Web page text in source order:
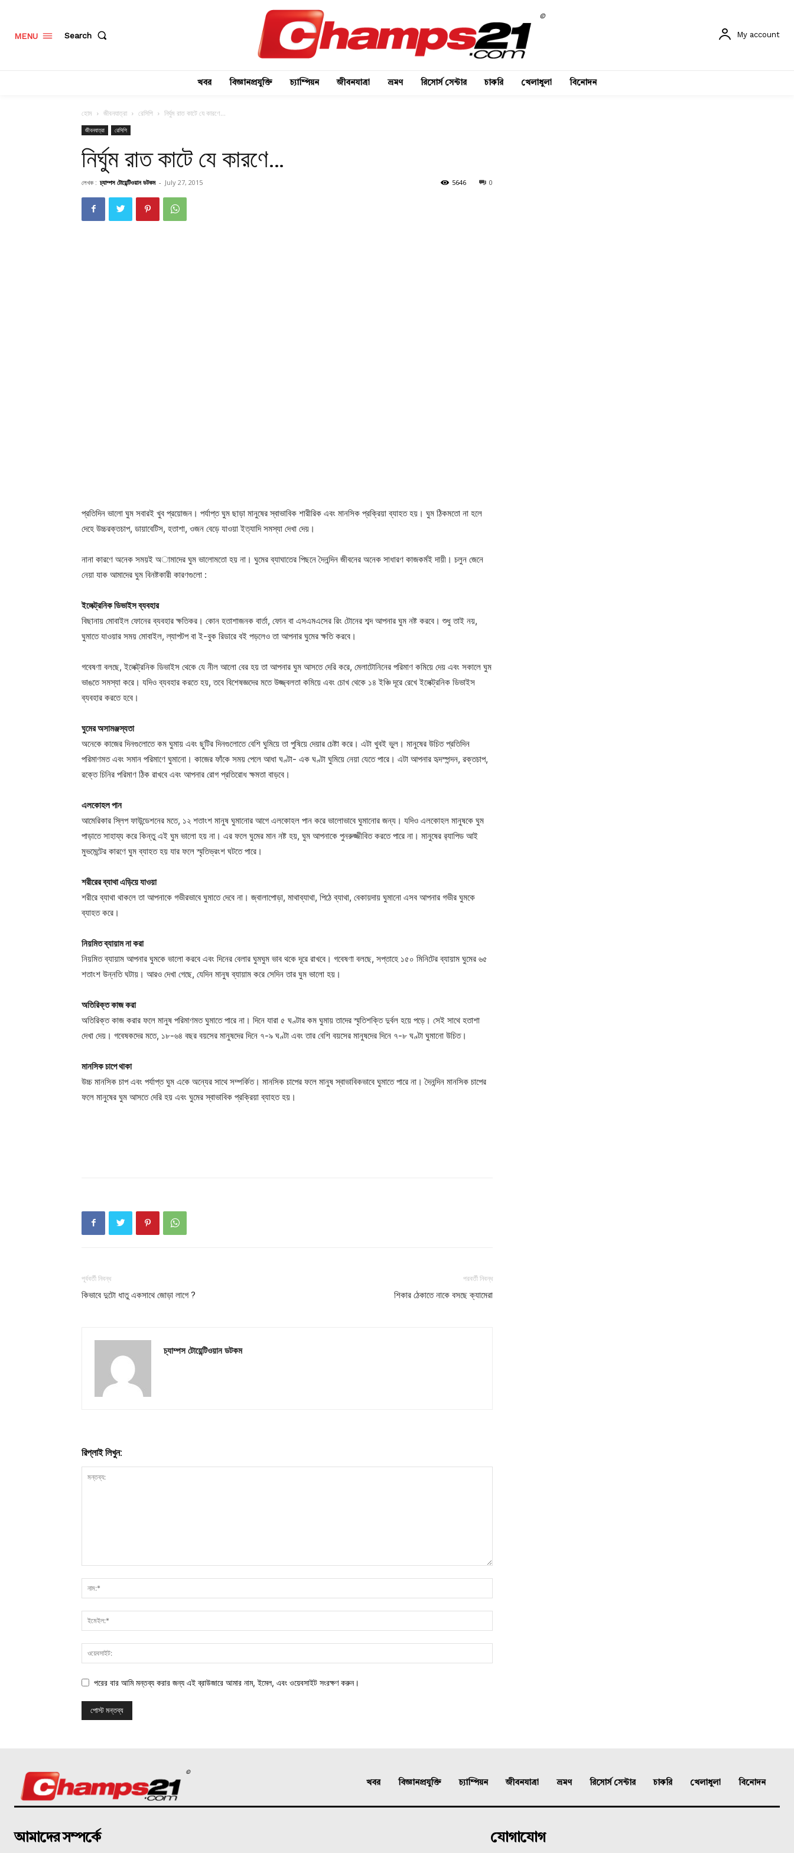
Champs21
Company
Subscription Plans
My account
MENU Search
©
My account
খবর বিজ্ঞানপ্রযুক্তি চ্যাম্পিয়ন জীবনযাত্রা ভ্রমণ রিসোর্স সেন্টার চাকরি খেলাধুলা বিনোদন
হোম জীবনযাত্রা রেসিপি নির্ঘুম রাত কাটে যে কারণে…
জীবনযাত্রা রেসিপি
নির্ঘুম রাত কাটে যে কারণে…
লেখক : চ্যাম্পস টোয়েন্টিওয়ান ডটকম - July 27, 2015 0
5646
প্রতিদিন ভালো ঘুম সবারই খুব প্রয়োজন। পর্যাপ্ত ঘুম ছাড়া মানুষের স্বাভাবিক শারীরিক এবং মানসিক প্রক্রিয়া ব্যাহত হয়। ঘুম ঠিকমতো না হলে
দেহে উচ্চরক্তচাপ, ডায়াবেটিস, হতাশা, ওজন বেড়ে যাওয়া ইত্যাদি সমস্যা দেখা দেয়।
নানা কারণে অনেক সময়ই অামাদের ঘুম ভালোমতো হয় না। ঘুমের ব্যাঘাতের পিছনে দৈনন্দিন জীবনের অনেক সাধারণ কাজকর্মই দায়ী। চলুন জেনে
নেয়া যাক আমাদের ঘুম বিনষ্টকারী কারণগুলো :
ইলেক্ট্রনিক ডিভাইস ব্যবহার
বিছানায় মোবাইল ফোনের ব্যবহার ক্ষতিকর। কোন হতাশাজনক বার্তা, ফোন বা এসএমএসের রিং টোনের শব্দ আপনার ঘুম নষ্ট করবে। শুধু তাই নয়,
ঘুমাতে যাওয়ার সময় মোবাইল, ল্যাপটপ বা ই-বুক রিডারে বই পড়লেও তা আপনার ঘুমের ক্ষতি করবে।
গবেষণা বলছে, ইলেক্ট্রনিক ডিভাইস থেকে যে নীল আলো বের হয় তা আপনার ঘুম আসতে দেরি করে, মেলাটোনিনের পরিমাণ কমিয়ে দেয় এবং সকালে ঘুম
ভাঙতে সমস্যা করে। যদিও ব্যবহার করতে হয়, তবে বিশেষজ্ঞদের মতে উজ্জ্বলতা কমিয়ে এবং চোখ থেকে ১৪ ইঞ্চি দূরে রেখে ইলেক্ট্রনিক ডিভাইস
ব্যবহার করতে হবে।
ঘুমের অসামঞ্জস্যতা
অনেকে কাজের দিনগুলোতে কম ঘুমায় এবং ছুটির দিনগুলোতে বেশি ঘুমিয়ে তা পুষিয়ে দেয়ার চেষ্টা করে। এটা খুবই ভুল। মানুষের উচিত প্রতিদিন
পরিমাণমত এবং সমান পরিমাণে ঘুমানো। কাজের ফাঁকে সময় পেলে আধা ঘণ্টা- এক ঘণ্টা ঘুমিয়ে নেয়া যেতে পারে। এটা আপনার হৃদস্পন্দন, রক্তচাপ,
রক্তে চিনির পরিমাণ ঠিক রাখবে এবং আপনার রোগ প্রতিরোধ ক্ষমতা বাড়বে।
এলকোহল পান
আমেরিকার স্লিপ ফাউন্ডেশনের মতে, ১২ শতাংশ মানুষ ঘুমানোর আগে এলকোহল পান করে ভালোভাবে ঘুমানোর জন্য। যদিও এলকোহল মানুষকে ঘুম
পাড়াতে সাহায্য করে কিন্তু এই ঘুম ভালো হয় না। এর ফলে ঘুমের মান নষ্ট হয়, ঘুম আপনাকে পুনরুজ্জীবিত করতে পারে না। মানুষের র‍্যাপিড আই
মুভমেন্টের কারণে ঘুম ব্যাহত হয় যার ফলে স্মৃতিভ্রংশ ঘটতে পারে।
শরীরের ব্যাথা এড়িয়ে যাওয়া
শরীরে ব্যাথা থাকলে তা আপনাকে গভীরভাবে ঘুমাতে দেবে না। জ্বালাপোড়া, মাথাব্যাথা, পিঠে ব্যাথা, বেকায়দায় ঘুমানো এসব আপনার গভীর ঘুমকে
ব্যাহত করে।
নিয়মিত ব্যায়াম না করা
নিয়মিত ব্যায়াম আপনার ঘুমকে ভালো করবে এবং দিনের বেলার ঘুমঘুম ভাব থকে দূরে রাখবে। গবেষণা বলছে, সপ্তাহে ১৫০ মিনিটের ব্যায়াম ঘুমের ৬৫
শতাংশ উন্নতি ঘটায়। আরও দেখা গেছে, যেদিন মানুষ ব্যায়াম করে সেদিন তার ঘুম ভালো হয়।
অতিরিক্ত কাজ করা
অতিরিক্ত কাজ করার ফলে মানুষ পরিমাণমত ঘুমাতে পারে না। দিনে যারা ৫ ঘণ্টার কম ঘুমায় তাদের স্মৃতিশক্তি দুর্বল হয়ে পড়ে। সেই সাথে হতাশা
দেখা দেয়। গবেষকদের মতে, ১৮-৬৪ বছর বয়সের মানুষদের দিনে ৭-৯ ঘণ্টা এবং তার বেশি বয়সের মানুষদের দিনে ৭-৮ ঘণ্টা ঘুমানো উচিত।
মানসিক চাপে থাকা
উচ্চ মানসিক চাপ এবং পর্যাপ্ত ঘুম একে অন্যের সাথে সম্পর্কিত। মানসিক চাপের ফলে মানুষ স্বাভাবিকভাবে ঘুমাতে পারে না। দৈনন্দিন মানসিক চাপের
ফলে মানুষের ঘুম আসতে দেরি হয় এবং ঘুমের স্বাভাবিক প্রক্রিয়া ব্যাহত হয়।
পূর্ববর্তী নিবন্ধ
কিভাবে দুটো ধাতু একসাথে জোড়া লাগে ?
পরবর্তী নিবন্ধ
শিকার ঠেকাতে নাকে বসছে ক্যামেরা
চ্যাম্পস টোয়েন্টিওয়ান ডটকম
রিপ্লাই লিখুন:
পরের বার আমি মন্তব্য করার জন্য এই ব্রাউজারে আমার নাম, ইমেল, এবং ওয়েবসাইট সংরক্ষণ করুন।
©
খবর বিজ্ঞানপ্রযুক্তি চ্যাম্পিয়ন জীবনযাত্রা ভ্রমণ রিসোর্স সেন্টার চাকরি খেলাধুলা বিনোদন
আমাদের সম্পর্কে যোগাযোগ